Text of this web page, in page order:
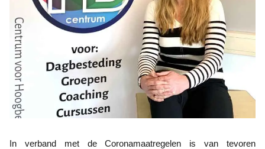
In verband met de Coronamaatregelen is van tevoren